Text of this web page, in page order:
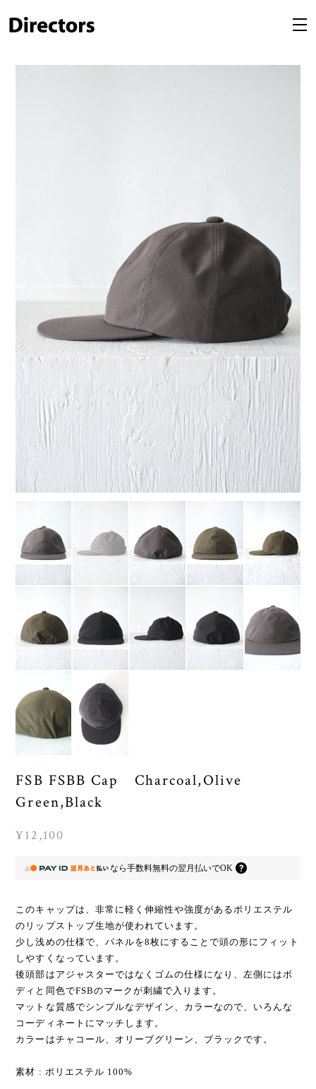
FSB FSBB Cap Charcoal,Olive
Green,Black
¥12,100
なら手数料無料の翌月払いでOK
このキャップは、非常に軽く伸縮性や強度があるポリエステル
のリップストップ生地が使われています。
少し浅めの仕様で、パネルを8枚にすることで頭の形にフィット
しやすくなっています。
後頭部はアジャスターではなくゴムの仕様になり、左側にはボ
ディと同色でFSBのマークが刺繍で入ります。
マットな質感でシンプルなデザイン、カラーなので、いろんな
コーディネートにマッチします。
カラーはチャコール、オリーブグリーン、ブラックです。
素材 : ポリエステル 100%